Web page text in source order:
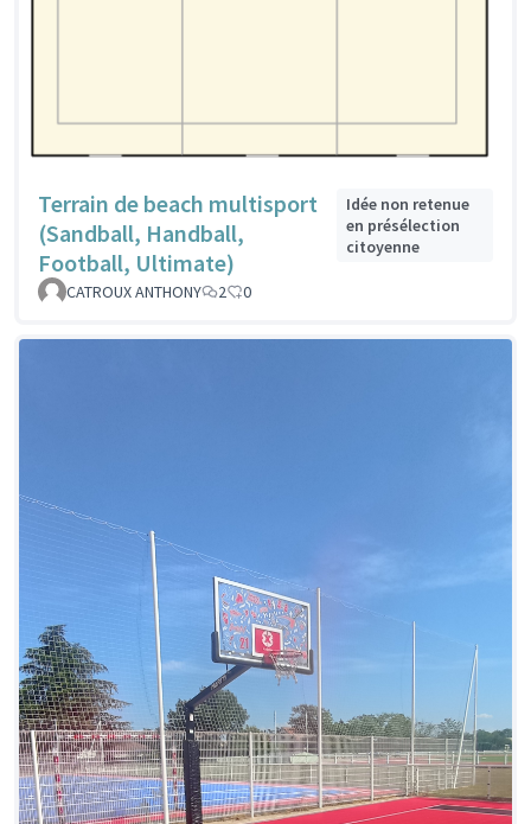
Terrain de beach multisport
(Sandball, Handball,
Football, Ultimate)
Idée non retenue
en présélection
citoyenne
CATROUX ANTHONY 2 0